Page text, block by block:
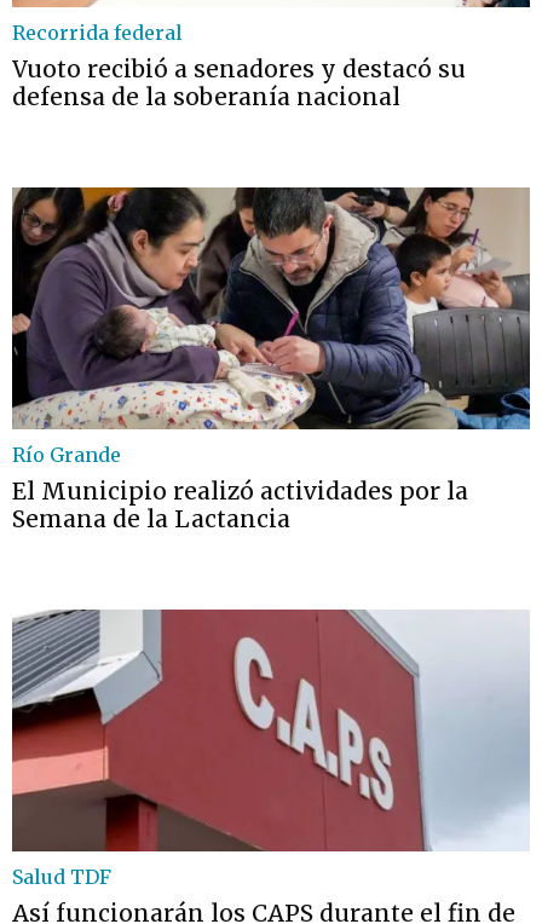
Recorrida federal
Vuoto recibió a senadores y destacó su
defensa de la soberanía nacional
Río Grande
El Municipio realizó actividades por la
Semana de la Lactancia
Salud TDF
Así funcionarán los CAPS durante el fin de